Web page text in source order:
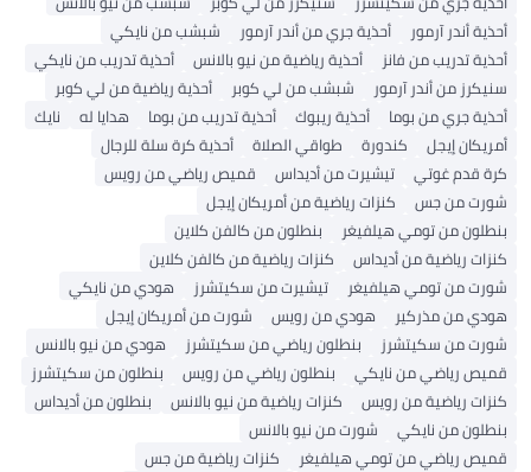
أحذية أندر آرمور
أحذية جري من أندر آرمور
شبشب من نايكي
أحذية تدريب من فانز
أحذية رياضية من نيو بالانس
أحذية تدريب من نايكي
سنيكرز من أندر آرمور
شبشب من لي كوبر
أحذية رياضية من لي كوبر
أحذية جري من بوما
أحذية ريبوك أحذية تدريب من بوما هدايا له
نايك
أمريكان إيجل
كندورة طواقي الصلاة
أحذية كرة سلة للرجال
كرة قدم غوتي
تيشيرت من أديداس
قميص رياضي من رويس
شورت من جس
كنزات رياضية من أمريكان إيجل
بنطلون من تومي هيلفيغر
بنطلون من كالفن كلاين
كنزات رياضية من أديداس
كنزات رياضية من كالفن كلاين
شورت من تومي هيلفيغر
تيشيرت من سكيتشرز
هودي من نايكي
هودي من مذركير
هودي من رويس
شورت من أمريكان إيجل
شورت من سكيتشرز
بنطلون رياضي من سكيتشرز
هودي من نيو بالانس
قميص رياضي من نايكي
بنطلون رياضي من رويس
بنطلون من سكيتشرز
كنزات رياضية من رويس
كنزات رياضية من نيو بالانس
بنطلون من أديداس
بنطلون من نايكي
شورت من نيو بالانس
قميص رياضي من تومي هيلفيغر
كنزات رياضية من جس